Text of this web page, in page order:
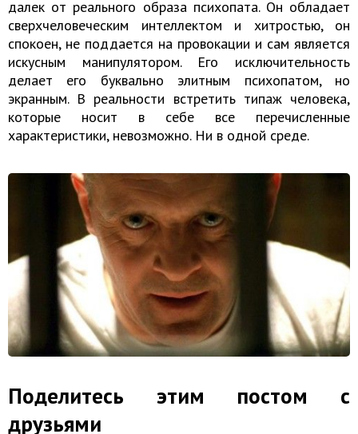
далек от реального образа психопата. Он обладает
сверхчеловеческим интеллектом и хитростью, он
спокоен, не поддается на провокации и сам является
искусным манипулятором. Его исключительность
делает его буквально элитным психопатом, но
экранным. В реальности встретить типаж человека,
которые носит в себе все перечисленные
характеристики, невозможно. Ни в одной среде.
Поделитесь этим постом с
друзьями